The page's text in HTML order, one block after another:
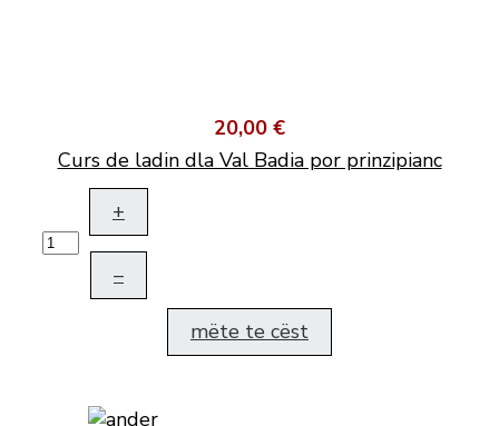
20,00 €
Curs de ladin dla Val Badia por prinzipianc
+
–
mëte te cëst